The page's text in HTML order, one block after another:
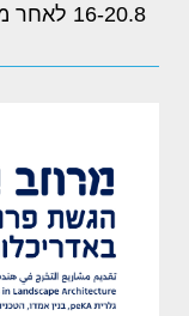
16-20.8 לאחר מכן יוסרו